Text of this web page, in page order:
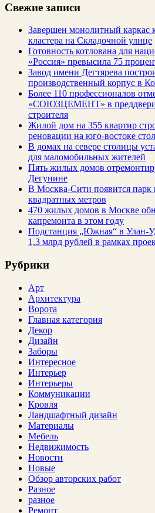
Свежие записи
Завершен монолитный каркас
кластера на Складочной улице
Готовность котлована для
«Россия» превысила 75
Завод имени Дегтярева
производственный корпус в
Более 110 профессионалов
«СОЮЗЦЕМЕНТ» в
строителя
Жилой дом на 355 квартир
реновации на юго-востоке
В домах на севере столицы
для маломобильных жителей
Пять жилых домов
Дегунине
В Москва-Сити появится
квадратных метров
470 жилых домов в Москве
капремонта в этом году
Подстанция „Южная“ в
1,3 млрд рублей в рамках
Рубрики
Арт
Архитектура
Ворота
Главная категория
Декор
Дизайн
Заборы
Интересное
Интерьер
Интерьеры
Коммуникации
Кровля
Ландшафтный дизайн
Материалы
Мебель
Недвижимость
Новости
Новые
Обзор авторских работ
Разное
разное
Ремонт